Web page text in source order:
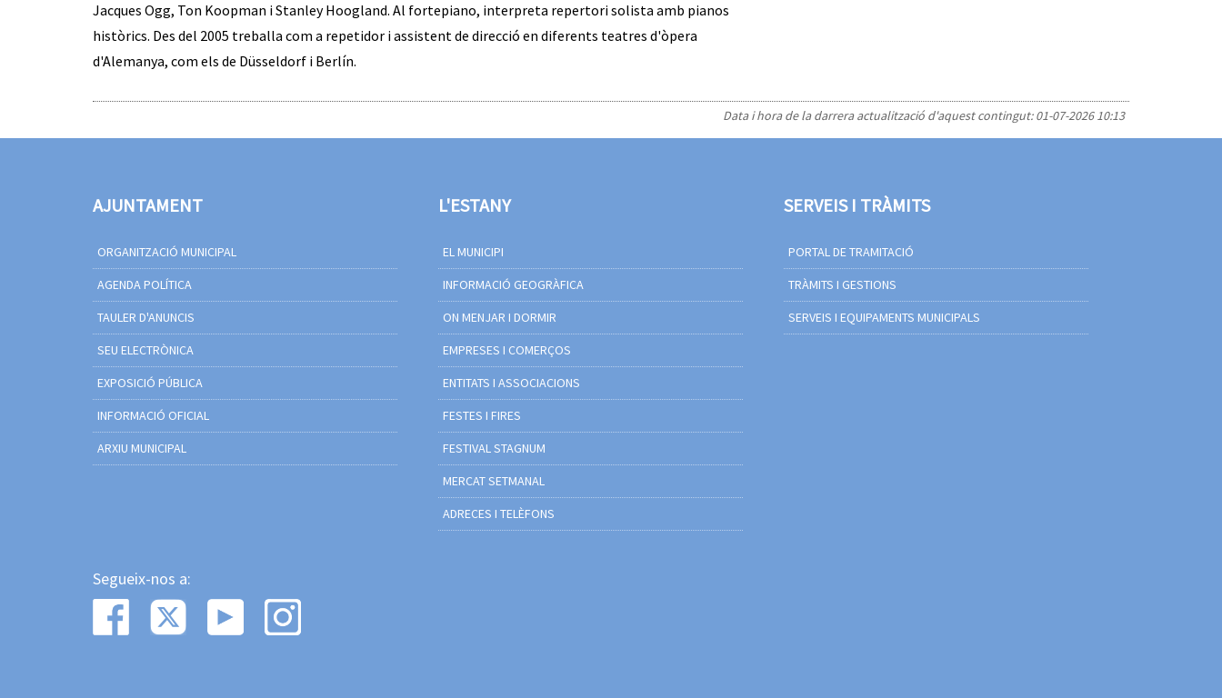
Jacques Ogg, Ton Koopman i Stanley Hoogland. Al fortepiano, interpreta repertori solista amb pianos
històrics. Des del 2005 treballa com a repetidor i assistent de direcció en diferents teatres d'òpera
d'Alemanya, com els de Düsseldorf i Berlín.
Data i hora de la darrera actualització d'aquest contingut:01-07-2026 10:13
AJUNTAMENT
ORGANITZACIÓ MUNICIPAL
AGENDA POLÍTICA
TAULER D'ANUNCIS
SEU ELECTRÒNICA
EXPOSICIÓ PÚBLICA
INFORMACIÓ OFICIAL
ARXIU MUNICIPAL
L'ESTANY
EL MUNICIPI
INFORMACIÓ GEOGRÀFICA
ON MENJAR I DORMIR
EMPRESES I COMERÇOS
ENTITATS I ASSOCIACIONS
FESTES I FIRES
FESTIVAL STAGNUM
MERCAT SETMANAL
ADRECES I TELÈFONS
SERVEIS I TRÀMITS
PORTAL DE TRAMITACIÓ
TRÀMITS I GESTIONS
SERVEIS I EQUIPAMENTS MUNICIPALS
Segueix-nos a: